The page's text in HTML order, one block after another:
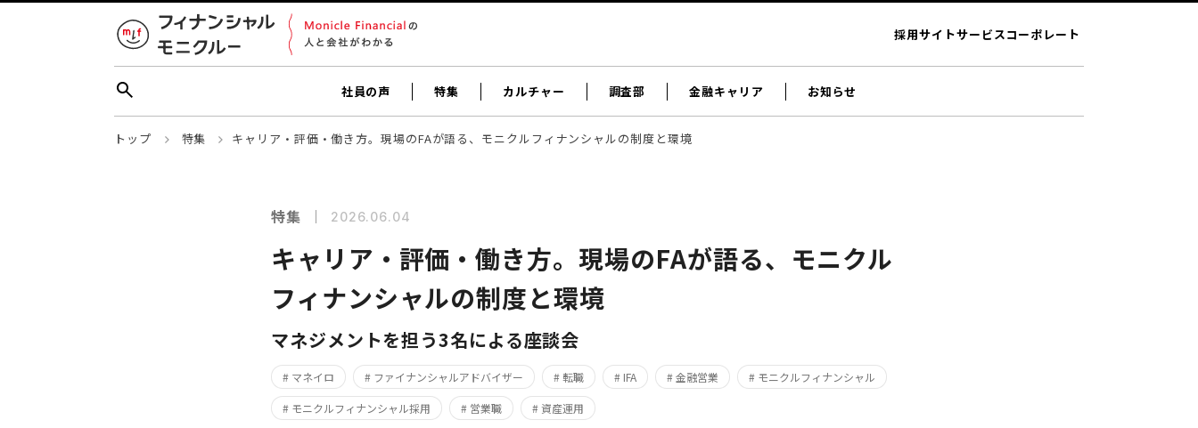
採用サイトサービスコーポレート
社員の声 特集 カルチャー 調査部 金融キャリア お知らせ
トップ 特集 キャリア・評価・働き方。現場のFAが語る、モニクルフィナンシャルの制度と環境
特集 2026.06.04
キャリア・評価・働き方。現場のFAが語る、モニクル
フィナンシャルの制度と環境
マネジメントを担う3名による座談会
# マネイロ # ファイナンシャルアドバイザー # 転職 # IFA # 金融営業 # モニクルフィナンシャル
# モニクルフィナンシャル採用 # 営業職 # 資産運用